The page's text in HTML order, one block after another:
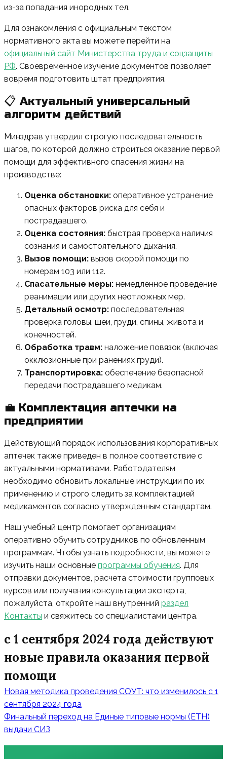
из-за попадания инородных тел.
Для ознакомления с официальным текстом
нормативного акта вы можете перейти на
официальный сайт Министерства труда и соцзащиты
РФ. Своевременное изучение документов позволяет
вовремя подготовить штат предприятия.
📋 Актуальный универсальный
алгоритм действий
Минздрав утвердил строгую последовательность
шагов, по которой должно строиться оказание первой
помощи для эффективного спасения жизни на
производстве:
Оценка обстановки: оперативное устранение
опасных факторов риска для себя и
пострадавшего.
Оценка состояния: быстрая проверка наличия
сознания и самостоятельного дыхания.
Вызов помощи: вызов скорой помощи по
номерам 103 или 112.
Спасательные меры: немедленное проведение
реанимации или других неотложных мер.
Детальный осмотр: последовательная
проверка головы, шеи, груди, спины, живота и
конечностей.
Обработка травм: наложение повязок (включая
окклюзионные при ранениях груди).
Транспортировка: обеспечение безопасной
передачи пострадавшего медикам.
💼 Комплектация аптечки на
предприятии
Действующий порядок использования корпоративных
аптечек также приведен в полное соответствие с
актуальными нормативами. Работодателям
необходимо обновить локальные инструкции по их
применению и строго следить за комплектацией
медикаментов согласно утвержденным стандартам.
Наш учебный центр помогает организациям
оперативно обучить сотрудников по обновленным
программам. Чтобы узнать подробности, вы можете
изучить наши основные программы обучения. Для
отправки документов, расчета стоимости групповых
курсов или получения консультации эксперта,
пожалуйста, откройте наш внутренний раздел
Контакты и свяжитесь со специалистами центра.
с 1 сентября 2024 года действуют
новые правила оказания первой
помощи
Навигация
по
записям
Новая методика проведения СОУТ: что изменилось с 1
сентября 2024 года
Финальный переход на Единые типовые нормы (ЕТН)
выдачи СИЗ